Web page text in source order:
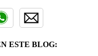
ESTE BLOG: